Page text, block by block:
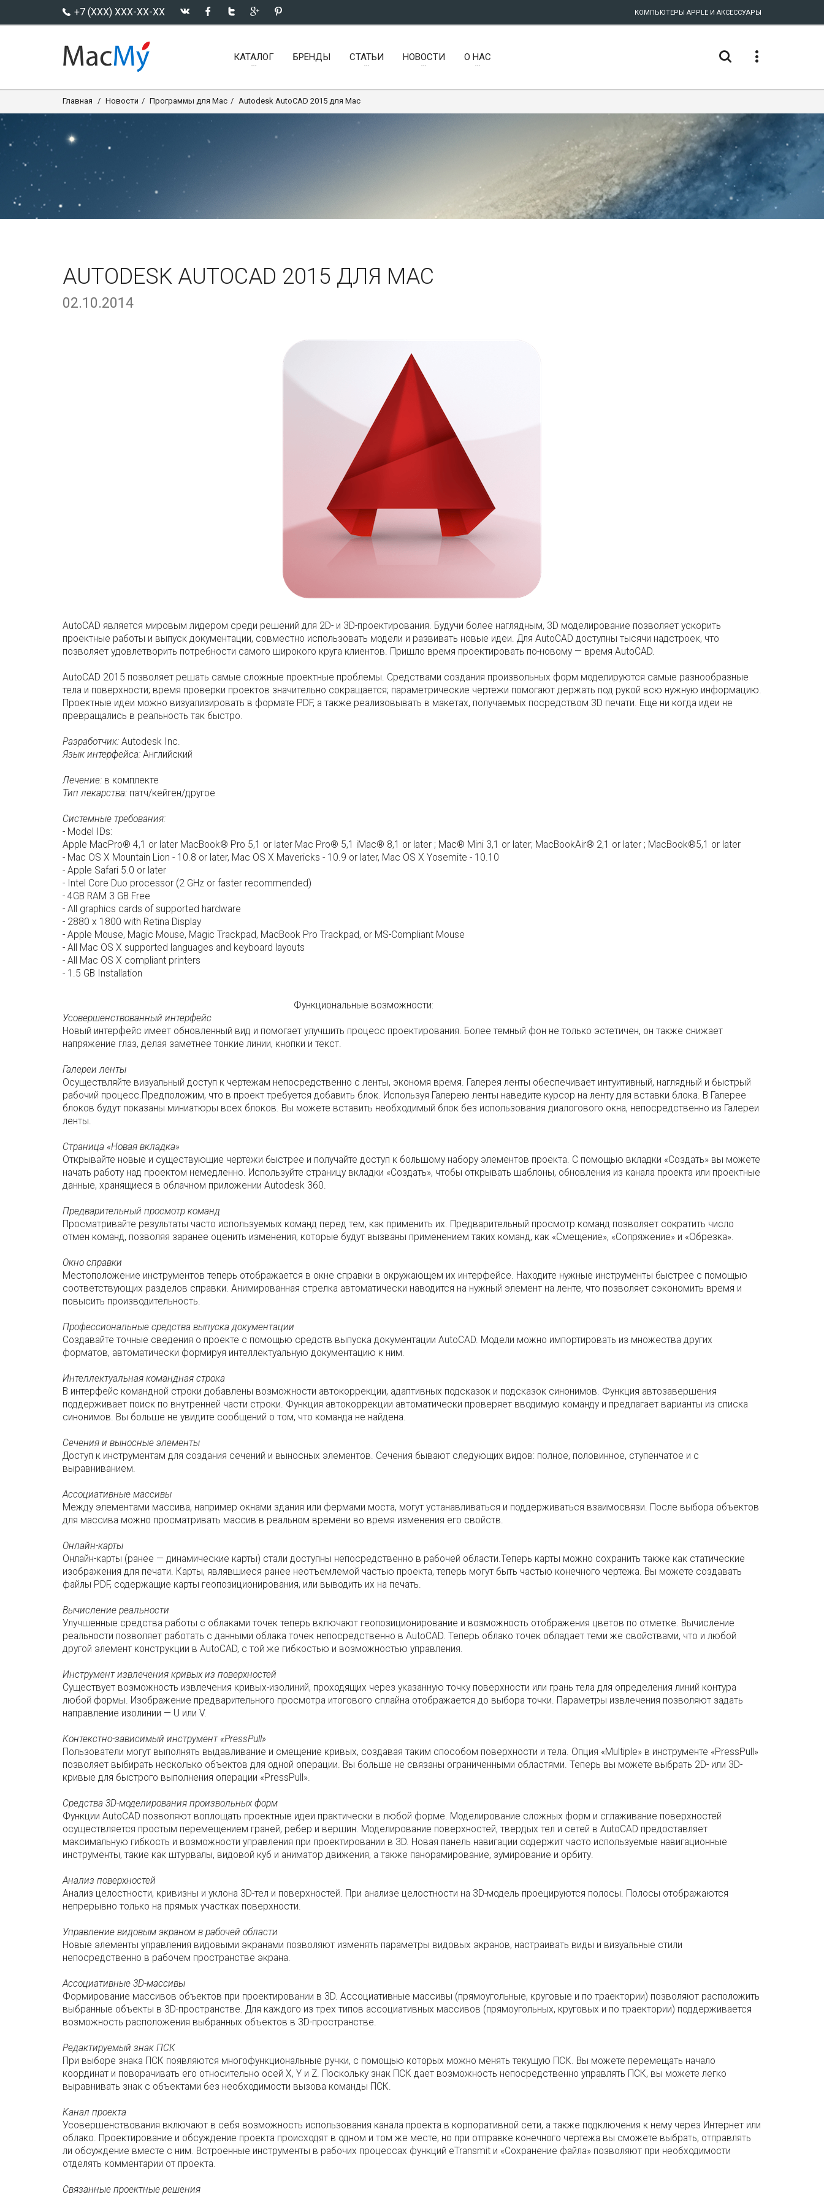
+7 (XXX) XXX-XX-XX КОМПЬЮТЕРЫ APPLE И АКСЕССУАРЫ
КАТАЛОГ БРЕНДЫ СТАТЬИ НОВОСТИ О НАС
Главная Новости Программы для Mac Autodesk AutoCAD 2015 для Mac
AUTODESK AUTOCAD 2015 ДЛЯ MAC
02.10.2014
AutoCAD является мировым лидером среди решений для 2D- и 3D-проектирования. Будучи более наглядным, 3D моделирование позволяет ускорить
проектные работы и выпуск документации, совместно использовать модели и развивать новые идеи. Для AutoCAD доступны тысячи надстроек, что
позволяет удовлетворить потребности самого широкого круга клиентов. Пришло время проектировать по-новому — время AutoCAD.
AutoCAD 2015 позволяет решать самые сложные проектные проблемы. Средствами создания произвольных форм моделируются самые разнообразные
тела и поверхности; время проверки проектов значительно сокращается; параметрические чертежи помогают держать под рукой всю нужную информацию.
Проектные идеи можно визуализировать в формате PDF, а также реализовывать в макетах, получаемых посредством 3D печати. Еще ни когда идеи не
превращались в реальность так быстро.
Разработчик: Autodesk Inc.
Язык интерфейса: Английский
Лечение: в комплекте
Тип лекарства: патч/кейген/другое
Системные требования:
- Model IDs:
Apple MacPro® 4,1 or later MacBook® Pro 5,1 or later Mac Pro® 5,1 iMac® 8,1 or later ; Mac® Mini 3,1 or later; MacBookAir® 2,1 or later ; MacBook®5,1 or later
- Mac OS X Mountain Lion - 10.8 or later, Mac OS X Mavericks - 10.9 or later, Mac OS X Yosemite - 10.10
- Apple Safari 5.0 or later
- Intel Core Duo processor (2 GHz or faster recommended)
- 4GB RAM 3 GB Free
- All graphics cards of supported hardware
- 2880 x 1800 with Retina Display
- Apple Mouse, Magic Mouse, Magic Trackpad, MacBook Pro Trackpad, or MS-Compliant Mouse
- All Mac OS X supported languages and keyboard layouts
- All Mac OS X compliant printers
- 1.5 GB Installation
Функциональные возможности:
Усовершенствованный интерфейс
Новый интерфейс имеет обновленный вид и помогает улучшить процесс проектирования. Более темный фон не только эстетичен, он также снижает
напряжение глаз, делая заметнее тонкие линии, кнопки и текст.
Галереи ленты
Осуществляйте визуальный доступ к чертежам непосредственно с ленты, экономя время. Галерея ленты обеспечивает интуитивный, наглядный и быстрый
рабочий процесс.Предположим, что в проект требуется добавить блок. Используя Галерею ленты наведите курсор на ленту для вставки блока. В Галерее
блоков будут показаны миниатюры всех блоков. Вы можете вставить необходимый блок без использования диалогового окна, непосредственно из Галереи
ленты.
Страница «Новая вкладка»
Открывайте новые и существующие чертежи быстрее и получайте доступ к большому набору элементов проекта. С помощью вкладки «Создать» вы можете
начать работу над проектом немедленно. Используйте страницу вкладки «Создать», чтобы открывать шаблоны, обновления из канала проекта или проектные
данные, хранящиеся в облачном приложении Autodesk 360.
Предварительный просмотр команд
Просматривайте результаты часто используемых команд перед тем, как применить их. Предварительный просмотр команд позволяет сократить число
отмен команд, позволяя заранее оценить изменения, которые будут вызваны применением таких команд, как «Смещение», «Сопряжение» и «Обрезка».
Окно справки
Местоположение инструментов теперь отображается в окне справки в окружающем их интерфейсе. Находите нужные инструменты быстрее с помощью
соответствующих разделов справки. Анимированная стрелка автоматически наводится на нужный элемент на ленте, что позволяет сэкономить время и
повысить производительность.
Профессиональные средства выпуска документации
Создавайте точные сведения о проекте с помощью средств выпуска документации AutoCAD. Модели можно импортировать из множества других
форматов, автоматически формируя интеллектуальную документацию к ним.
Интеллектуальная командная строка
В интерфейс командной строки добавлены возможности автокоррекции, адаптивных подсказок и подсказок синонимов. Функция автозавершения
поддерживает поиск по внутренней части строки. Функция автокоррекции автоматически проверяет вводимую команду и предлагает варианты из списка
синонимов. Вы больше не увидите сообщений о том, что команда не найдена.
Сечения и выносные элементы
Доступ к инструментам для создания сечений и выносных элементов. Сечения бывают следующих видов: полное, половинное, ступенчатое и с
выравниванием.
Ассоциативные массивы
Между элементами массива, например окнами здания или фермами моста, могут устанавливаться и поддерживаться взаимосвязи. После выбора объектов
для массива можно просматривать массив в реальном времени во время изменения его свойств.
Онлайн-карты
Онлайн-карты (ранее — динамические карты) стали доступны непосредственно в рабочей области.Теперь карты можно сохранить также как статические
изображения для печати. Карты, являвшиеся ранее неотъемлемой частью проекта, теперь могут быть частью конечного чертежа. Вы можете создавать
файлы PDF, содержащие карты геопозиционирования, или выводить их на печать.
Вычисление реальности
Улучшенные средства работы с облаками точек теперь включают геопозиционирование и возможность отображения цветов по отметке. Вычисление
реальности позволяет работать с данными облака точек непосредственно в AutoCAD. Теперь облако точек обладает теми же свойствами, что и любой
другой элемент конструкции в AutoCAD, с той же гибкостью и возможностью управления.
Инструмент извлечения кривых из поверхностей
Существует возможность извлечения кривых-изолиний, проходящих через указанную точку поверхности или грань тела для определения линий контура
любой формы. Изображение предварительного просмотра итогового сплайна отображается до выбора точки. Параметры извлечения позволяют задать
направление изолинии — U или V.
Контекстно-зависимый инструмент «PressPull»
Пользователи могут выполнять выдавливание и смещение кривых, создавая таким способом поверхности и тела. Опция «Multiple» в инструменте «PressPull»
позволяет выбирать несколько объектов для одной операции. Вы больше не связаны ограниченными областями. Теперь вы можете выбрать 2D- или 3D-
кривые для быстрого выполнения операции «PressPull».
Средства 3D-моделирования произвольных форм
Функции AutoCAD позволяют воплощать проектные идеи практически в любой форме. Моделирование сложных форм и сглаживание поверхностей
осуществляется простым перемещением граней, ребер и вершин. Моделирование поверхностей, твердых тел и сетей в AutoCAD предоставляет
максимальную гибкость и возможности управления при проектировании в 3D. Новая панель навигации содержит часто используемые навигационные
инструменты, такие как штурвалы, видовой куб и аниматор движения, а также панорамирование, зумирование и орбиту.
Анализ поверхностей
Анализ целостности, кривизны и уклона 3D-тел и поверхностей. При анализе целостности на 3D-модель проецируются полосы. Полосы отображаются
непрерывно только на прямых участках поверхности.
Управление видовым экраном в рабочей области
Новые элементы управления видовыми экранами позволяют изменять параметры видовых экранов, настраивать виды и визуальные стили
непосредственно в рабочем пространстве экрана.
Ассоциативные 3D-массивы
Формирование массивов объектов при проектировании в 3D. Ассоциативные массивы (прямоугольные, круговые и по траектории) позволяют расположить
выбранные объекты в 3D-пространстве. Для каждого из трех типов ассоциативных массивов (прямоугольных, круговых и по траектории) поддерживается
возможность расположения выбранных объектов в 3D-пространстве.
Редактируемый знак ПСК
При выборе знака ПСК появляются многофункциональные ручки, с помощью которых можно менять текущую ПСК. Вы можете перемещать начало
координат и поворачивать его относительно осей X, Y и Z. Поскольку знак ПСК дает возможность непосредственно управлять ПСК, вы можете легко
выравнивать знак с объектами без необходимости вызова команды ПСК.
Канал проекта
Усовершенствования включают в себя возможность использования канала проекта в корпоративной сети, а также подключения к нему через Интернет или
облако. Проектирование и обсуждение проекта происходят в одном и том же месте, но при отправке конечного чертежа вы сможете выбрать, отправлять
ли обсуждение вместе с ним. Встроенные инструменты в рабочих процессах функций eTransmit и «Сохранение файла» позволяют при необходимости
отделять комментарии от проекта.
Связанные проектные решения